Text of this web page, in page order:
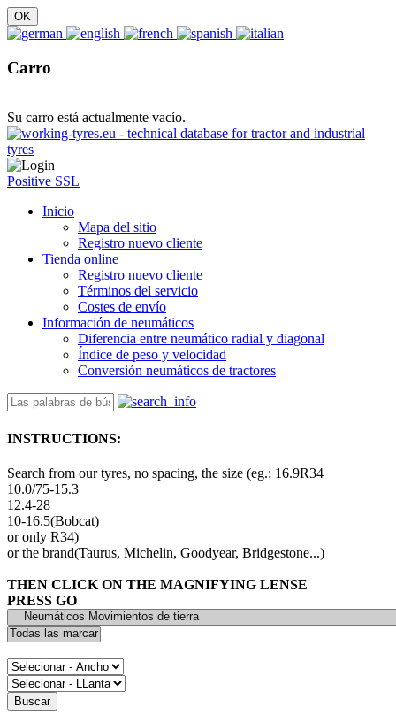
Carro
Su carro está actualmente vacío.
Positive SSL
Inicio
Mapa del sitio
Registro nuevo cliente
Tienda online
Registro nuevo cliente
Términos del servicio
Costes de envío
Información de neumáticos
Diferencia entre neumático radial y diagonal
Índice de peso y velocidad
Conversión neumáticos de tractores
INSTRUCTIONS:
Search from our tyres, no spacing, the size (eg.: 16.9R34
10.0/75-15.3
12.4-28
10-16.5(Bobcat)
or only R34)
or the brand(Taurus, Michelin, Goodyear, Bridgestone...)
THEN CLICK ON THE MAGNIFYING LENSE
PRESS GO